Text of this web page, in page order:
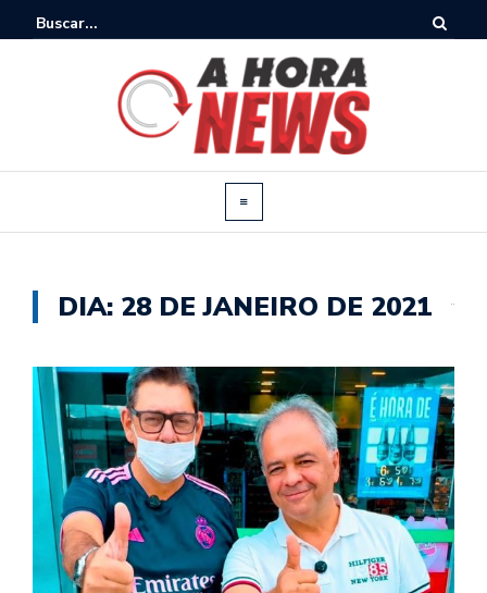
DIA: 28 DE JANEIRO DE 2021